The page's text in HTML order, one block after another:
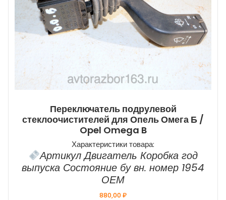
Переключатель подрулевой
стеклоочистителей для Опель Омега Б /
Opel Omega B
Характеристики товара:
Артикул Двигатель Коробка год
выпуска Состояние бу вн. номер 1954
ОЕМ
880,00₽